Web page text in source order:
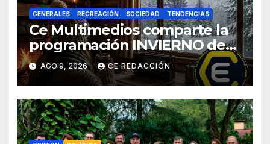
GENERALES RECREACIÓN SOCIEDAD TENDENCIAS
Ce Multimedios comparte la
programación INVIERNO de
Radio Ce
AGO 9, 2026 CE REDACCIÓN